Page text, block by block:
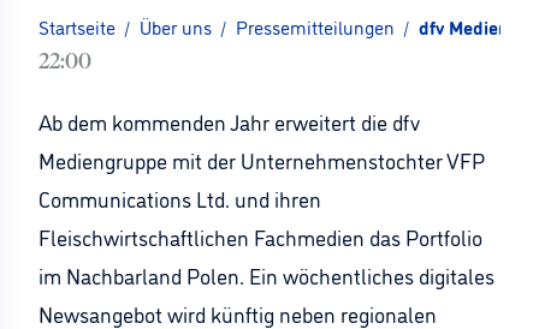
Startseite / Über uns / Pressemitteilungen / dfv
22:00
Ab dem kommenden Jahr erweitert die dfv
Mediengruppe mit der Unternehmenstochter VFP
Communications Ltd. und ihren
Fleischwirtschaftlichen Fachmedien das Portfolio
im Nachbarland Polen. Ein wöchentliches digitales
Newsangebot wird künftig neben regionalen